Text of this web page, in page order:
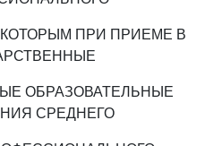
ПРИ ПРИЕМЕ В
ОБРАЗОВАТЕЛЬНЫЕ
СРЕДНЕГО